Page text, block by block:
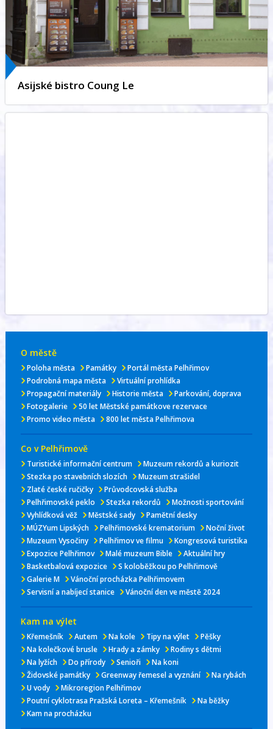
Asijské bistro Coung Le
O městě
Poloha města Památky
Portál města Pelhřimov
Podrobná mapa města
Virtuální prohlídka
Propagační materiály
Historie města
Parkování, doprava
Fotogalerie
50 let Městské památkove rezervace
Promo video města
800 let města Pelhřimova
Co v Pelhřimově
Turistické informační centrum
Muzeum rekordů a kuriozit
Stezka po stavebních slozích
Muzeum strašidel
Zlaté české ručičky
Průvodcovská služba
Pelhřimovské peklo
Stezka rekordů
Možnosti sportování
Vyhlídková věž
Městské sady
Pamětní desky
MÚZYum Lipských
Pelhřimovské krematorium
Noční život
Muzeum Vysočiny
Pelhřimov ve filmu
Kongresová turistika
Expozice Pelhřimov
Malé muzeum Bible
Aktuální hry
Basketbalová expozice
S koloběžkou po Pelhřimově
Galerie M
Vánoční procházka Pelhřimovem
Servisní a nabíjecí stanice
Vánoční den ve městě 2024
Kam na výlet
Křemešník Autem Na kole Tipy na výlet
Pěšky
Na kolečkové brusle
Hrady a zámky
Rodiny s dětmi
Na lyžích
Do přírody Senioři
Na koni
Židovské památky
Greenway řemesel a vyznání
Na rybách
U vody
Mikroregion Pelhřimov
Poutní cyklotrasa Pražská Loreta – Křemešník
Na běžky
Kam na procházku